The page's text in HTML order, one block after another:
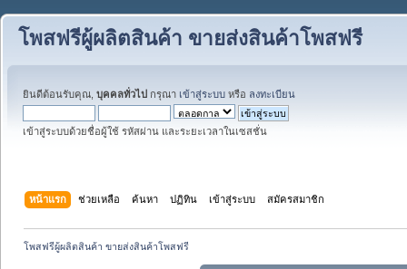
โพสฟรีผู้ผลิตสินค้า ขายส่งสินค้าโพสฟรี
ยินดีต้อนรับคุณ, บุคคลทั่วไป กรุณา เข้าสู่ระบบ หรือ ลงทะเบียน
เข้าสู่ระบบด้วยชื่อผู้ใช้ รหัสผ่าน และระยะเวลาในเซสชั่น
หน้าแรก ช่วยเหลือ ค้นหา ปฏิทิน เข้าสู่ระบบ สมัครสมาชิก
โพสฟรีผู้ผลิตสินค้า ขายส่งสินค้าโพสฟรี